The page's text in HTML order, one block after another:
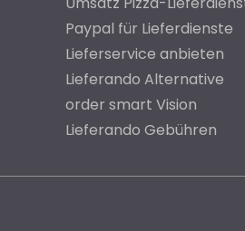
Paypal für Lieferdienste
Lieferservice anbieten
Lieferando Alternative
order smart Vision
Lieferando Gebühren